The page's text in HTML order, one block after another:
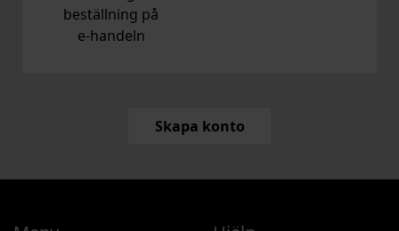
beställning på
e‑handeln
Skapa konto